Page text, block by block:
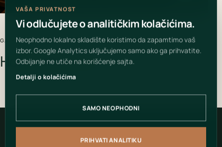
GALERIJA PROJEKTA
Hotel Hollywood
VAŠA PRIVATNOST
Vi odlučujete o analitičkim kolačićima.
Neophodno lokalno skladište koristimo da zapamtimo vaš
izbor. Google Analytics uključujemo samo ako ga prihvatite.
Odbijanje ne utiče na korišćenje sajta.
Detalji o kolačićima
SAMO NEOPHODNI
PRIHVATI ANALITIKU